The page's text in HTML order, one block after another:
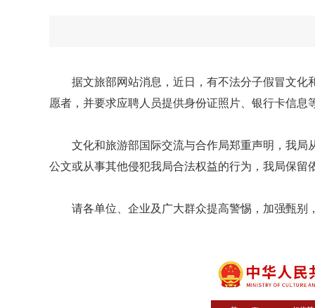
据文旅部网站消息，近日，有不法分子假冒文
愿者，并要求应聘人员提供身份证照片、银行卡信息
文化和旅游部国际交流与合作局郑重声明，我
公文或从事其他侵犯我局合法权益的行为，我局保留
请各单位、企业及广大群众提高警惕，加强甄